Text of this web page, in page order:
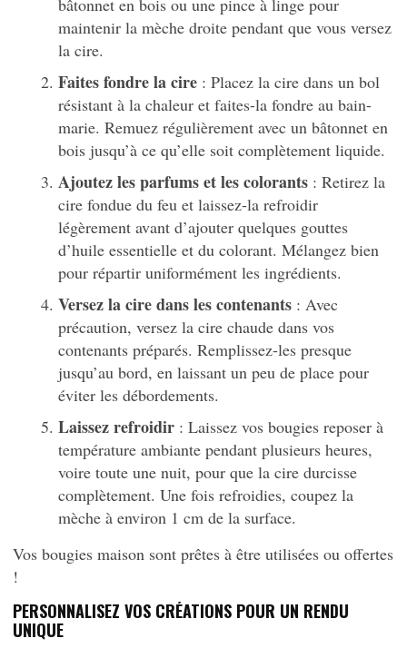
bâtonnet en bois ou une pince à linge pour
maintenir la mèche droite pendant que vous versez
la cire.
Faites fondre la cire : Placez la cire dans un bol
résistant à la chaleur et faites-la fondre au bain-
marie. Remuez régulièrement avec un bâtonnet en
bois jusqu’à ce qu’elle soit complètement liquide.
Ajoutez les parfums et les colorants : Retirez la
cire fondue du feu et laissez-la refroidir
légèrement avant d’ajouter quelques gouttes
d’huile essentielle et du colorant. Mélangez bien
pour répartir uniformément les ingrédients.
Versez la cire dans les contenants : Avec
précaution, versez la cire chaude dans vos
contenants préparés. Remplissez-les presque
jusqu’au bord, en laissant un peu de place pour
éviter les débordements.
Laissez refroidir : Laissez vos bougies reposer à
température ambiante pendant plusieurs heures,
voire toute une nuit, pour que la cire durcisse
complètement. Une fois refroidies, coupez la
mèche à environ 1 cm de la surface.
Vos bougies maison sont prêtes à être utilisées ou offertes
!
PERSONNALISEZ VOS CRÉATIONS POUR UN RENDU
UNIQUE